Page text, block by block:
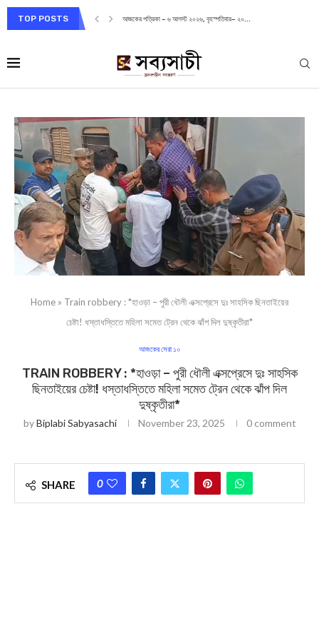
TOP POSTS আজকের পত্রিকা – ৬ আগস্ট ২০২৬, বৃহস্পতিবার– ২০...
Home » Train robbery : *হাওড়া – পুরী ধৌলী এক্সপ্রেসে দুঃ সাহসিক ছিনতাইয়ের
চেষ্টা! ধস্তাধস্তিতে মহিলা সমেত ট্রেন থেকে ঝাঁপ দিল দুষ্কৃতীরা*
আজকের সেরা ১০
TRAIN ROBBERY : *হাওড়া – পুরী ধৌলী এক্সপ্রেসে দুঃ সাহসিক
ছিনতাইয়ের চেষ্টা! ধস্তাধস্তিতে মহিলা সমেত ট্রেন থেকে ঝাঁপ দিল
দুষ্কৃতীরা*
byBiplabi Sabyasachi November 23, 2025 0 comment
SHARE 0